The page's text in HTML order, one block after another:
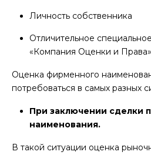
Личность собственника
Отличительное
«Компания Оценки и
Оценка фирменного
потребоваться в самых разных
При заключении сделки
наименования.
В такой ситуации оценка